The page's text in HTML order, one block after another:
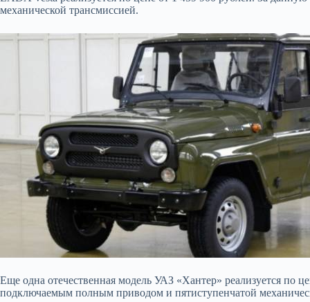
механической трансмиссией.
Еще одна отечественная модель УАЗ «Хантер» реализуется по
подключаемым полным приводом и пятиступенчатой